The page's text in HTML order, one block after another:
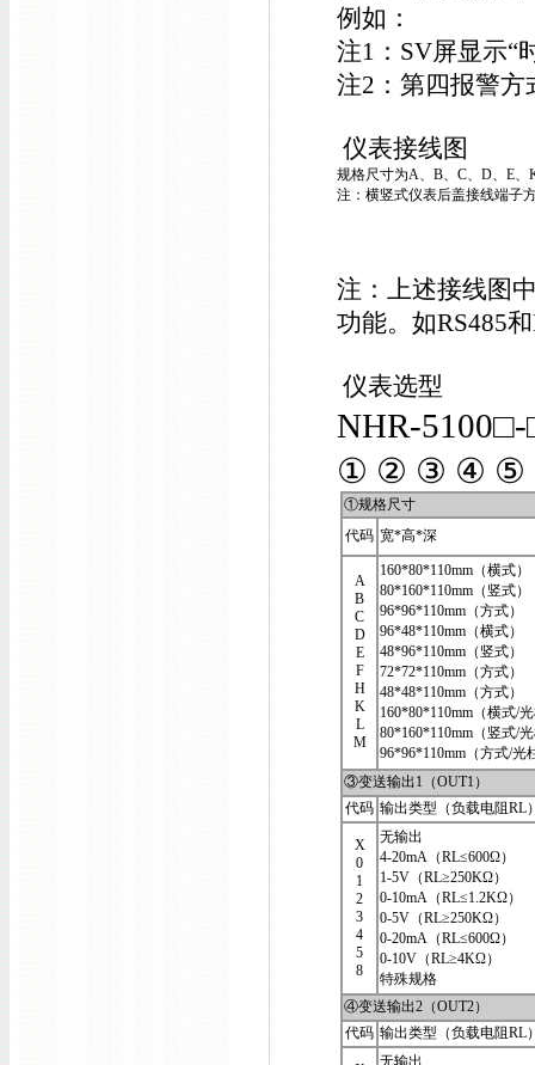
例如：
注1：SV屏显示“
注2：第四报警方
仪表接线图
规格尺寸为A、B、C、D、E
注：横竖式仪表后盖接线端子
注：上述接线图
功能。如RS485
仪表选型
NHR-
① ② ③ ④ ⑤
①规格尺寸
代码 宽*高*深
A
B
C
D
E
F
H
K
L
M
160*80*110mm（横式）
80*160*110mm（竖式）
96*96*110mm（方式）
96*48*110mm（横式）
48*96*110mm（竖式）
72*72*110mm（方式）
48*48*110mm（方式）
160*80*110mm（横式/
80*160*110mm（竖式/
96*96*110mm（方式/光
③变送输出1（OUT1）
代码 输出类型（负载电阻RL
X
0
1
2
3
4
5
8
无输出
4-20mA（RL≤600Ω）
1-5V（RL≥250KΩ）
0-10mA（RL≤1.2KΩ）
0-5V（RL≥250KΩ）
0-20mA（RL≤600Ω）
0-10V（RL≥4KΩ）
特殊规格
④变送输出2（OUT2）
代码 输出类型（负载电阻RL
无输出